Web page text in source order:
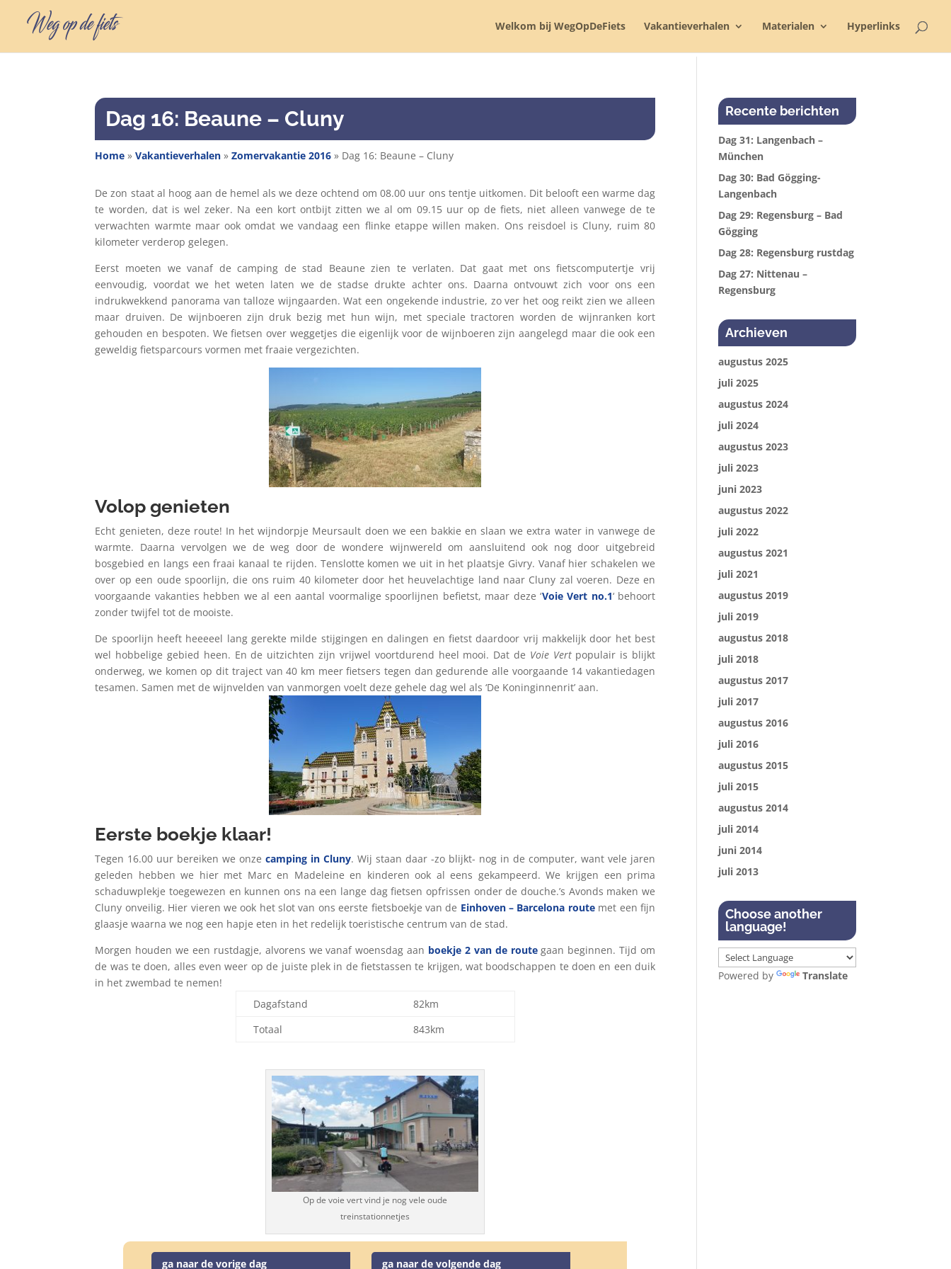
Welkom bij WegOpDeFiets Vakantieverhalen Materialen Hyperlinks
Dag 16: Beaune – Cluny
Home »Vakantieverhalen »Zomervakantie 2016 » Dag 16: Beaune – Cluny
De zon staat al hoog aan de hemel als we deze ochtend om 08.00 uur ons tentje uitkomen. Dit belooft een warme dag
te worden, dat is wel zeker. Na een kort ontbijt zitten we al om 09.15 uur op de fiets, niet alleen vanwege de te
verwachten warmte maar ook omdat we vandaag een flinke etappe willen maken. Ons reisdoel is Cluny, ruim 80
kilometer verderop gelegen.
Eerst moeten we vanaf de camping de stad Beaune zien te verlaten. Dat gaat met ons fietscomputertje vrij
eenvoudig, voordat we het weten laten we de stadse drukte achter ons. Daarna ontvouwt zich voor ons een
indrukwekkend panorama van talloze wijngaarden. Wat een ongekende industrie, zo ver het oog reikt zien we alleen
maar druiven. De wijnboeren zijn druk bezig met hun wijn, met speciale tractoren worden de wijnranken kort
gehouden en bespoten. We fietsen over weggetjes die eigenlijk voor de wijnboeren zijn aangelegd maar die ook een
geweldig fietsparcours vormen met fraaie vergezichten.
Volop genieten
Echt genieten, deze route! In het wijndorpje Meursault doen we een bakkie en slaan we extra water in vanwege de
warmte. Daarna vervolgen we de weg door de wondere wijnwereld om aansluitend ook nog door uitgebreid
bosgebied en langs een fraai kanaal te rijden. Tenslotte komen we uit in het plaatsje Givry. Vanaf hier schakelen we
over op een oude spoorlijn, die ons ruim 40 kilometer door het heuvelachtige land naar Cluny zal voeren. Deze en
voorgaande vakanties hebben we al een aantal voormalige spoorlijnen befietst, maar deze ‘Voie Vert no.1‘ behoort
zonder twijfel tot de mooiste.
De spoorlijn heeft heeeeel lang gerekte milde stijgingen en dalingen en fietst daardoor vrij makkelijk door het best
wel hobbelige gebied heen. En de uitzichten zijn vrijwel voortdurend heel mooi. Dat de Voie Vertpopulair is blijkt
onderweg, we komen op dit traject van 40 km meer fietsers tegen dan gedurende alle voorgaande 14 vakantiedagen
tesamen. Samen met de wijnvelden van vanmorgen voelt deze gehele dag wel als ‘De Koninginnenrit’ aan.
Eerste boekje klaar!
Tegen 16.00 uur bereiken we onzecamping in Cluny. Wij staan daar -zo blijkt- nog in de computer, want vele jaren
geleden hebben we hier met Marc en Madeleine en kinderen ook al eens gekampeerd. We krijgen een prima
schaduwplekje toegewezen en kunnen ons na een lange dag fietsen opfrissen onder de douche.’s Avonds maken we
Cluny onveilig. Hier vieren we ook het slot van ons eerste fietsboekje van de Einhoven – Barcelona routemet een fijn
glaasje waarna we nog een hapje eten in het redelijk toeristische centrum van de stad.
Morgen houden we een rustdagje, alvorens we vanaf woensdag aan boekje 2 van de routegaan beginnen. Tijd om
de was te doen, alles even weer op de juiste plek in de fietstassen te krijgen, wat boodschappen te doen en een duik
in het zwembad te nemen!
Dagafstand
82km
Totaal
843km
Op de voie vert vind je nog vele oude
treinstationnetjes
ga naar de vorige dag ga naar de volgende dag
Recente berichten
Dag 31: Langenbach –
München
Dag 30: Bad Gögging-
Langenbach
Dag 29: Regensburg – Bad
Gögging
Dag 28: Regensburg rustdag
Dag 27: Nittenau –
Regensburg
Archieven
augustus 2025
juli 2025
augustus 2024
juli 2024
augustus 2023
juli 2023
juni 2023
augustus 2022
juli 2022
augustus 2021
juli 2021
augustus 2019
juli 2019
augustus 2018
juli 2018
augustus 2017
juli 2017
augustus 2016
juli 2016
augustus 2015
juli 2015
augustus 2014
juli 2014
juni 2014
juli 2013
Choose another
language!
Powered by Translate